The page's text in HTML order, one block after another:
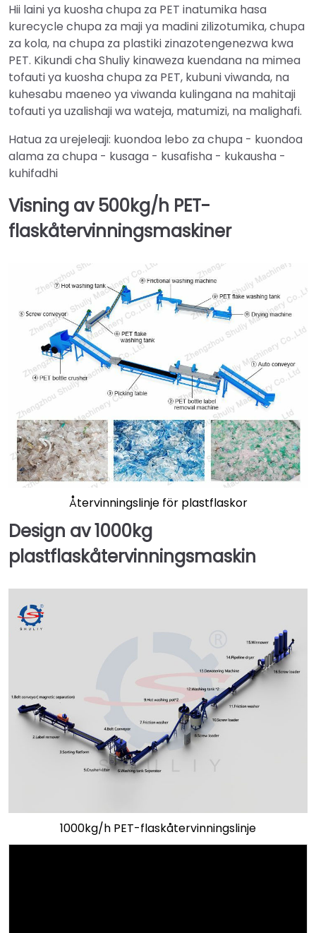
Hii laini ya kuosha chupa za PET inatumika hasa
kurecycle chupa za maji ya madini zilizotumika, chupa
za kola, na chupa za plastiki zinazotengenezwa kwa
PET. Kikundi cha Shuliy kinaweza kuendana na mimea
tofauti ya kuosha chupa za PET, kubuni viwanda, na
kuhesabu maeneo ya viwanda kulingana na mahitaji
tofauti ya uzalishaji wa wateja, matumizi, na malighafi.
Hatua za urejeleaji: kuondoa lebo za chupa - kuondoa
alama za chupa - kusaga - kusafisha - kukausha -
kuhifadhi
Visning av 500kg/h PET-
flaskåtervinningsmaskiner
Återvinningslinje för plastflaskor
Design av 1000kg
plastflaskåtervinningsmaskin
1000kg/h PET-flaskåtervinningslinje